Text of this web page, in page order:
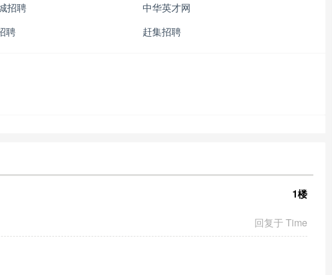
招聘
中华英才网
聘 赶集招聘
回复于 Time
1楼